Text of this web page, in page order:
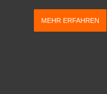
MEHR ERFAHREN